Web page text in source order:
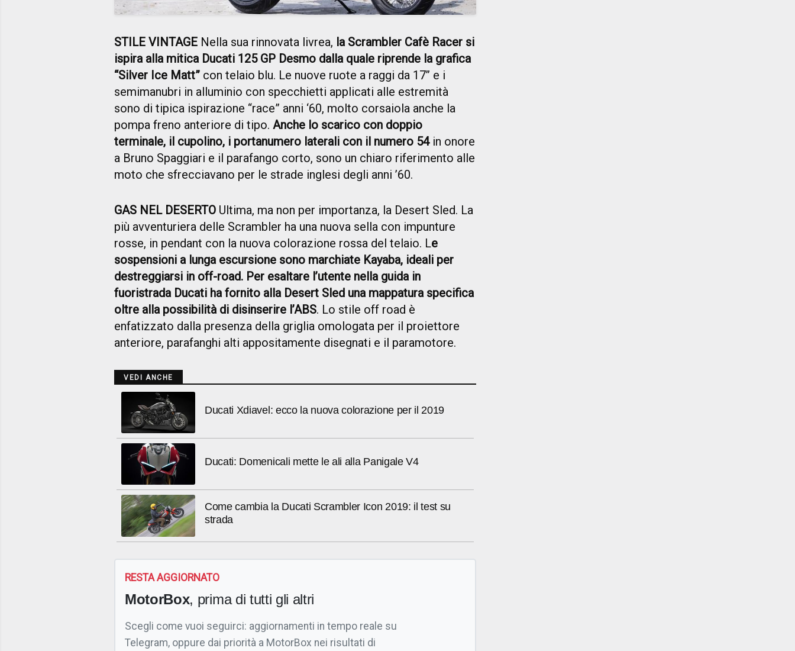
STILE VINTAGE Nella sua rinnovata livrea, la Scrambler Cafè Racer si
ispira alla mitica Ducati 125 GP Desmo dalla quale riprende la grafica
“Silver Ice Matt” con telaio blu. Le nuove ruote a raggi da 17’’ e i
semimanubri in alluminio con specchietti applicati alle estremità
sono di tipica ispirazione “race” anni ‘60, molto corsaiola anche la
pompa freno anteriore di tipo. Anche lo scarico con doppio
terminale, il cupolino, i portanumero laterali con il numero 54in onore
a Bruno Spaggiari e il parafango corto, sono un chiaro riferimento alle
moto che sfrecciavano per le strade inglesi degli anni ’60.
GAS NEL DESERTO Ultima, ma non per importanza, la Desert Sled. La
più avventuriera delle Scrambler ha una nuova sella con impunture
rosse, in pendant con la nuova colorazione rossa del telaio. Le
sospensioni a lunga escursione sono marchiate Kayaba, ideali per
destreggiarsi in off-road. Per esaltare l’utente nella guida in
fuoristrada Ducati ha fornito alla Desert Sled una mappatura specifica
oltre alla possibilità di disinserire l’ABS. Lo stile off road è
enfatizzato dalla presenza della griglia omologata per il proiettore
anteriore, parafanghi alti appositamente disegnati e il paramotore.
VEDI ANCHE
Ducati Xdiavel: ecco la nuova colorazione per il 2019
Ducati: Domenicali mette le ali alla Panigale V4
Come cambia la Ducati Scrambler Icon 2019: il test su
strada
RESTA AGGIORNATO
MotorBox, prima di tutti gli altri
Scegli come vuoi seguirci: aggiornamenti in tempo reale su
Telegram, oppure dai priorità a MotorBox nei risultati di